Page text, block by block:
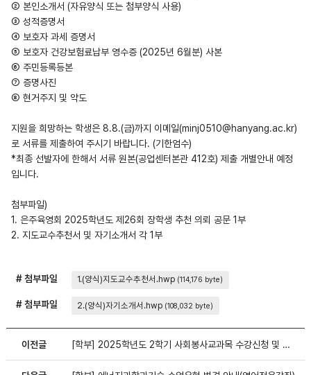
② 본인소개서 (자유양식 또는 첨부양식 사용)
③ 성적증명서
④ 보호자 과세 증명서
⑤ 보호자 건강보험료납부 영수증 (2025년 6월분) 사본
⑥ 주민등록등본
⑦ 증명사진
⑧ 현거주지 및 약도
지원을 희망하는 학생은 8.8.(금)까지 이메일(minj0510@hanyang.ac.kr)
로 서류를 제출하여 주시기 바랍니다. (기한엄수)
*최종 선발자에 한해서 서류 원본(공업센터본관 412호) 제출 개별안내 예정
입니다.
첨부파일)
1. 은주육영회 2025학년도 제26회 장학생 추천 의뢰 공문 1부
2. 지도교수추천서 및 자기소개서 각 1부
# 첨부파일 1.(양식)지도교수추천서.hwp (114,176 byte)
# 첨부파일 2.(양식)자기소개서.hwp (108,032 byte)
이전글 [학부] 2025학년도 2학기 사회봉사교과목 수강신청 및 운영계획 안내